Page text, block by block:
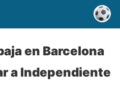
en Barcelona
a Independiente